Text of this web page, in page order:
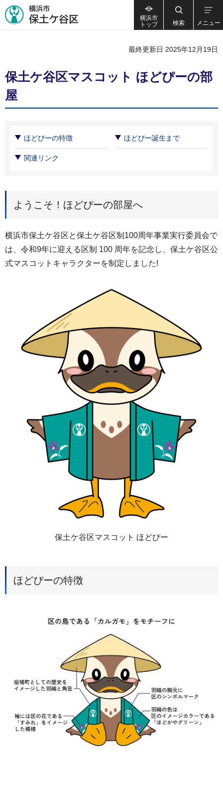
横浜市
トップ
検索 メニュー
最終更新日 2025年12月19日
保土ケ谷区マスコット ほどぴーの部
屋
ほどぴーの特徴 ほどぴー誕生まで
関連リンク
ようこそ！ほどぴーの部屋へ
横浜市保土ケ谷区と保土ケ谷区制100周年事業実行委員会で
は、令和9年に迎える区制 100 周年を記念し、保土ケ谷区公
式マスコットキャラクターを制定しました!
保土ケ谷区マスコット ほどぴー
ほどぴーの特徴